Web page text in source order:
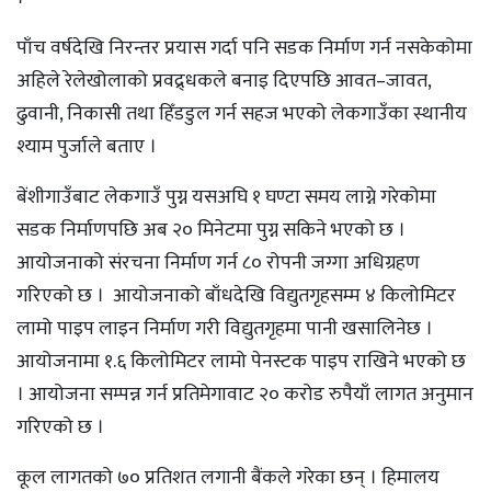
पाँच वर्षदेखि निरन्तर प्रयास गर्दा पनि सडक निर्माण गर्न नसकेकोमा
अहिले रेलेखोलाको प्रवद्र्धकले बनाइ दिएपछि आवत–जावत,
ढुवानी, निकासी तथा हिँडडुल गर्न सहज भएको लेकगाउँका स्थानीय
श्याम पुर्जाले बताए ।
बेंशीगाउँबाट लेकगाउँ पुग्न यसअघि १ घण्टा समय लाग्ने गरेकोमा
सडक निर्माणपछि अब २० मिनेटमा पुग्न सकिने भएको छ ।
आयोजनाको संरचना निर्माण गर्न ८० रोपनी जग्गा अधिग्रहण
गरिएको छ । आयोजनाको बाँधदेखि विद्युतगृहसम्म ४ किलोमिटर
लामो पाइप लाइन निर्माण गरी विद्युतगृहमा पानी खसालिनेछ ।
आयोजनामा १.६ किलोमिटर लामो पेनस्टक पाइप राखिने भएको छ
। आयोजना सम्पन्न गर्न प्रतिमेगावाट २० करोड रुपैयाँ लागत अनुमान
गरिएको छ ।
कूल लागतको ७० प्रतिशत लगानी बैंकले गरेका छन् । हिमालय